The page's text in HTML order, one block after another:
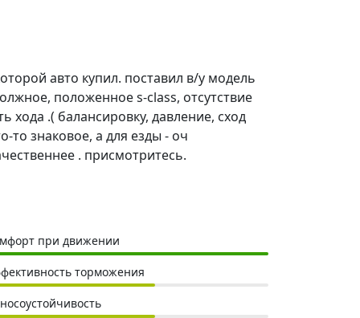
авто купил. поставил в/у модель
положенное s-class, отсутствие
.( балансировку, давление, сход
то знаковое, а для езды - оч
. присмотритесь.
при движении
торможения